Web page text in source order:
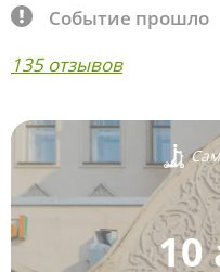
Событие прошло
135 отзывов
10